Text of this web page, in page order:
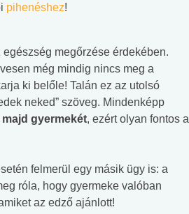
pihenéshez!
megőrzése érdekében.
még mindig nincs meg a
ki belőle! Talán ez az utolsó
neked” szöveg. Mindenképp
gyermekét, ezért olyan fontos a
felmerül egy másik ügy is: a
róla, hogy gyermeke valóban
az edző ajánlott!